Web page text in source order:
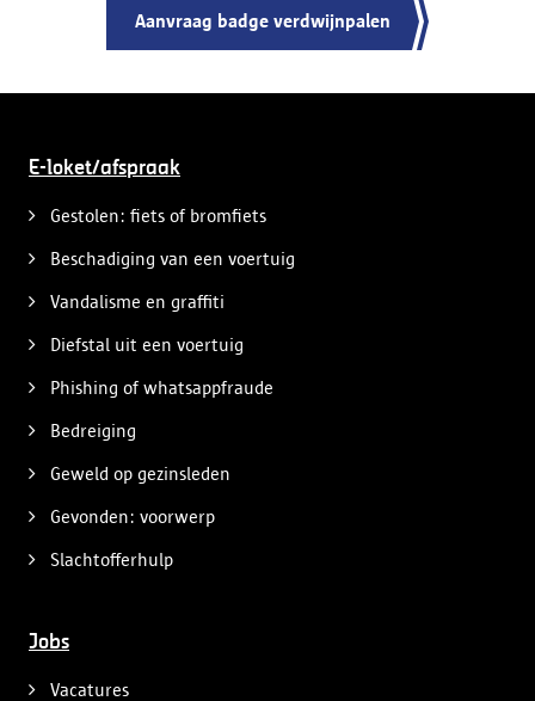
Aanvraag badge verdwijnpalen
E-loket/afspraak
Gestolen: fiets of bromfiets
Beschadiging van een voertuig
Vandalisme en graffiti
Diefstal uit een voertuig
Phishing of whatsappfraude
Bedreiging
Geweld op gezinsleden
Gevonden: voorwerp
Slachtofferhulp
Jobs
Vacatures